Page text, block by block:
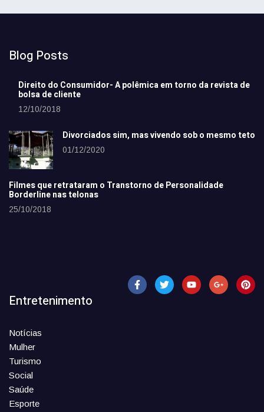
Blog Posts
Direito do Consumidor- A polêmica em torno da revista de
bolsa de cliente
12/10/2018
Divorciados sim, mas vivendo sob o mesmo teto
01/12/2020
Filmes que retrataram o Transtorno de Personalidade
Borderline nas telonas
25/10/2018
Entretenimento
Notícias
Mulher
Turismo
Social
Saúde
Esporte